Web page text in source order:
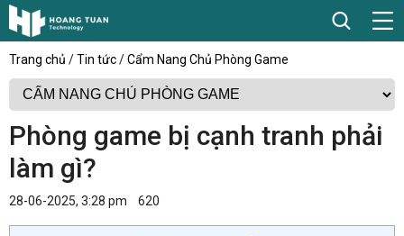
Trang chủ /Tin tức/Cẩm Nang Chủ Phòng Game
Phòng game bị cạnh tranh phải
làm gì?
28-06-2025, 3:28 pm 620